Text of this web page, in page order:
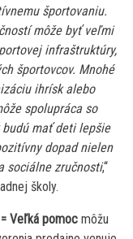
športovaniu.
môže byť veľmi
infraštruktúry,
športovcov. Mnohé
ihrísk alebo
spolupráca so
budú mať deti lepšie
dopad nielen
sociálne zručnosti,“
školy.
Veľká pomoc môžu